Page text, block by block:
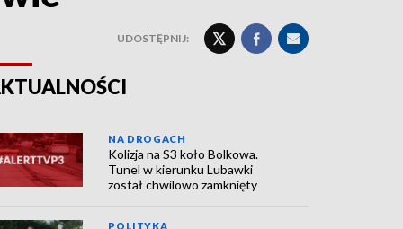
UDOSTĘPNIJ:
NA DROGACH
Kolizja na S3 koło Bolkowa.
Tunel w kierunku Lubawki
został chwilowo zamknięty
POLITYKA